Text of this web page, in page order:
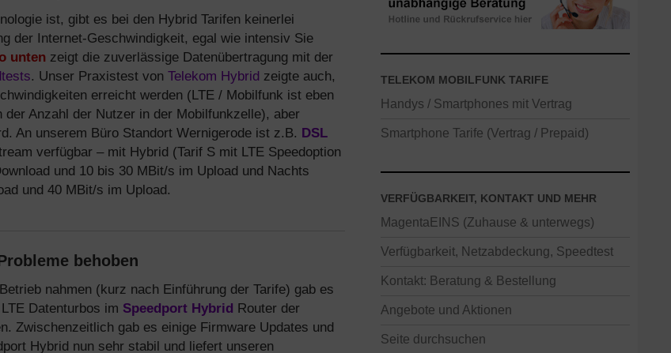
ist, gibt es bei den Hybrid Tarifen keinerlei
der Internet-Geschwindigkeit, egal wie intensiv Sie
unten zeigt die zuverlässige Datenübertragung mit der
. Unser Praxistest von Telekom Hybrid zeigte auch,
erreicht werden (LTE / Mobilfunk ist eben
der Anzahl der Nutzer in der Mobilfunkzelle), aber
An unserem Büro Standort Wernigerode ist z.B. DSL
verfügbar – mit Hybrid (Tarif S mit LTE Speedoption
und 10 bis 30 MBit/s im Upload und Nachts
und 40 MBit/s im Upload.
behoben
nahmen (kurz nach Einführung der Tarife) gab es
Datenturbos im Speedport Hybrid Router der
Zwischenzeitlich gab es einige Firmware Updates und
Hybrid nun sehr stabil und liefert unseren
TELEKOM MOBILFUNK TARIFE
Handys / Smartphones mit Vertrag
Smartphone Tarife (Vertrag / Prepaid)
VERFÜGBARKEIT, KONTAKT UND MEHR
MagentaEINS (Zuhause & unterwegs)
Verfügbarkeit, Netzabdeckung, Speedtest
Kontakt: Beratung & Bestellung
Angebote und Aktionen
Seite durchsuchen